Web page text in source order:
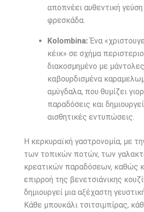
αποπνέει αυθεντική γεύση
φρεσκάδα.
Kolombina:Ένα
κέικ» σε σχήμα
διακοσμημένο με
καβουρδισμένα
αμύγδαλα, που θυμίζει
παραδόσεις και
αισθητικές εντυπώσεις.
Η κερκυραϊκή γαστρονομία, με
των τοπικών ποτών, των
κρεατικών παραδόσεων, καθώς
επιρροή της βενετσιάνικης
δημιουργεί μια αξέχαστη
Κάθε μπουκάλι τσιτσιμπίρας,